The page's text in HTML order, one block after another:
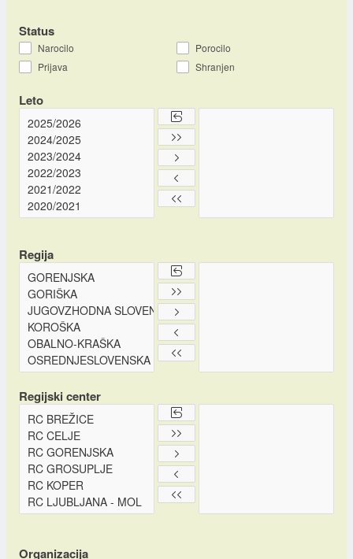
Status
Narocilo
Porocilo
Prijava
Shranjen
Leto
Regija
Regijski center
Organizacija